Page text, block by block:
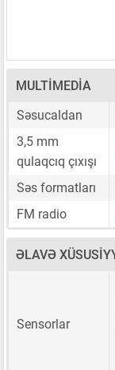
MULTIMEDIA
Səsucaldan
3,5 mm
qulaqcıq çıxışı
Səs formatları
FM radio
ƏLAVƏ
Sensorlar